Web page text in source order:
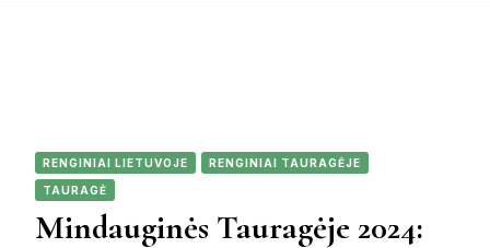
RENGINIAI LIETUVOJE RENGINIAI TAURAGĖJE
TAURAGĖ
Mindauginės Tauragėje 2024: